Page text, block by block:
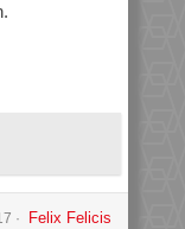
Felix Felicis